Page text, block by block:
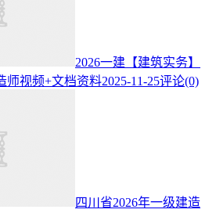
2026一建【建筑实务】
师视频+文档资料2025-11-25评论(0)
四川省2026年一级建造